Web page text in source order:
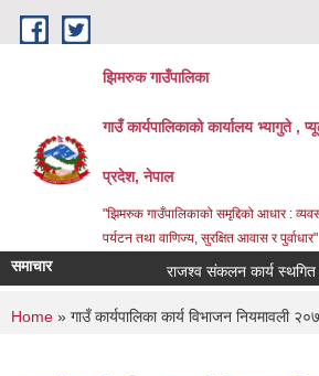
Skip to main content
झिमरुक गाउँपालिका
गाउँ कार्यपालिकाको कार्यालय भ्यागुते ,
प्रदेश, नेपाल
"झिमरुक गाउँपालिकाको समृद्दिको आधार :
पर्यटन तथा वाणिज्य, सुरक्षित आवास र पुर्वाधार"
समाचार राजश्व संकलन कार्य स्थगित
You are here
Home » गाउँ कार्यपालिका कार्य विभाजन नियमावली